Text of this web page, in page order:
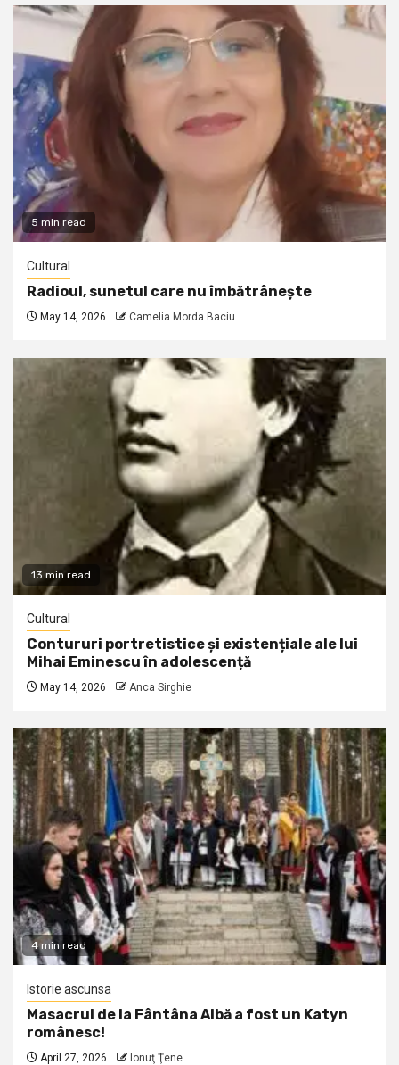
5 min read
Cultural
Radioul, sunetul care nu îmbătrânește
May 14, 2026 Camelia Morda Baciu
13 min read
Cultural
Contururi portretistice și existențiale ale lui
Mihai Eminescu în adolescență
May 14, 2026 Anca Sirghie
4 min read
Istorie ascunsa
Masacrul de la Fântâna Albă a fost un Katyn
românesc!
April 27, 2026 Ionuţ Ţene